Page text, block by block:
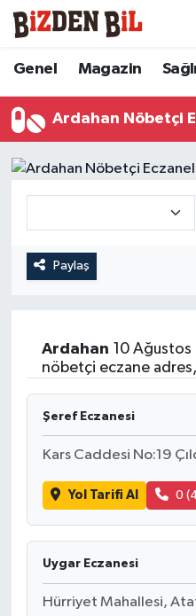
Genel Magazin
Ardahan Nöbetçi
Paylaş
Ardahan 10 Ağustos
nöbetçi eczane
Şeref Eczanesi
Kars Caddesi No:19
Yol Tarifi Al 0
Uygar Eczanesi
Hürriyet Mahallesi,
Hava Durumu
Trafik Durumu